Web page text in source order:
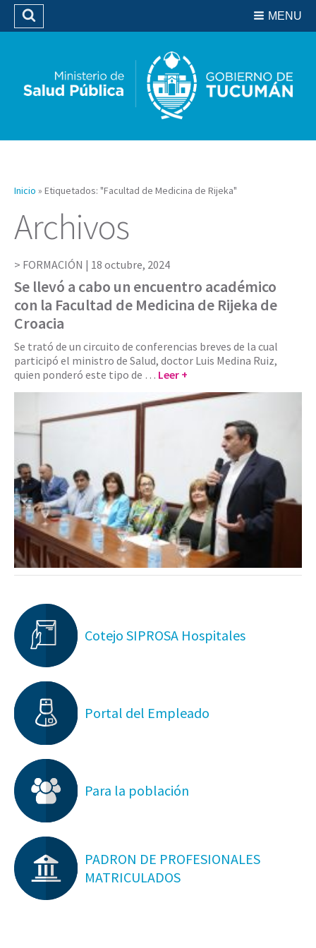
Biblioteca
MENU
Buscar
Inicio » Etiquetados: "Facultad de Medicina de Rijeka"
Archivos
FORMACIÓN | 18 octubre, 2024
Se llevó a cabo un encuentro académico
con la Facultad de Medicina de Rijeka de
Croacia
Se trató de un circuito de conferencias breves de la cual
participó el ministro de Salud, doctor Luis Medina Ruiz,
quien ponderó este tipo de … Leer +
Cotejo SIPROSA Hospitales
Portal del Empleado
Para la población
PADRON DE PROFESIONALES
MATRICULADOS